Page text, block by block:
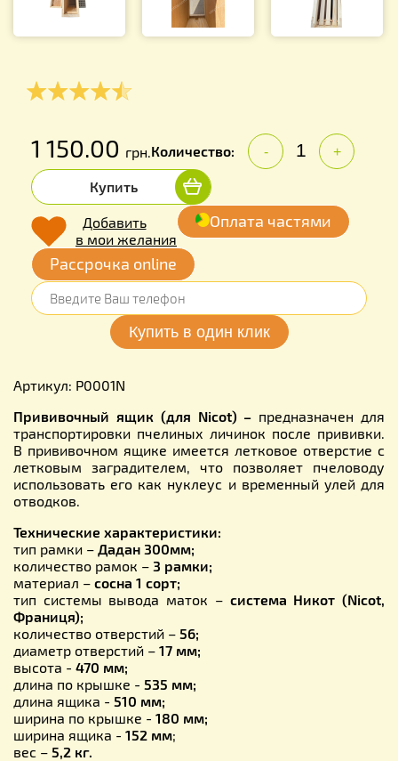
1 150.00 грн.Количество: - +
Купить
Добавить
в мои желания
Оплата частями
Рассрочка online
Артикул: P0001N
Прививочный ящик (для Nicot) – предназначен для
транспортировки пчелиных личинок после прививки.
В прививочном ящике имеется летковое отверстие с
летковым заградителем, что позволяет пчеловоду
использовать его как нуклеус и временный улей для
отводков.
Технические характеристики:
тип рамки – Дадан 300мм;
количество рамок – 3 рамки;
материал – сосна 1 сорт;
тип системы вывода маток – система Никот(Nicot,
Франиця);
количество отверстий – 56;
диаметр отверстий – 17 мм;
высота - 470 мм;
длина по крышке - 535 мм;
длина ящика - 510 мм;
ширина по крышке - 180 мм;
ширина ящика - 152 мм;
вес – 5,2 кг.